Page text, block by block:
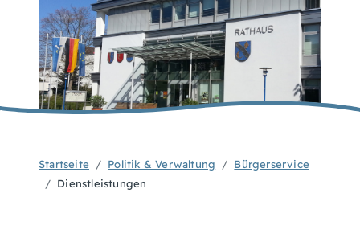
Startseite Politik & Verwaltung
Bürgerservice
Dienstleistungen